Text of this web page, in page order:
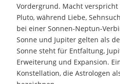
Vordergrund. Macht
Pluto, während Liebe,
bei einer Sonnen-Neptun-
Sonne und Jupiter gelten als
Sonne steht für Entfaltung,
Erweiterung und Expansion.
Konstellation, die Astrologen